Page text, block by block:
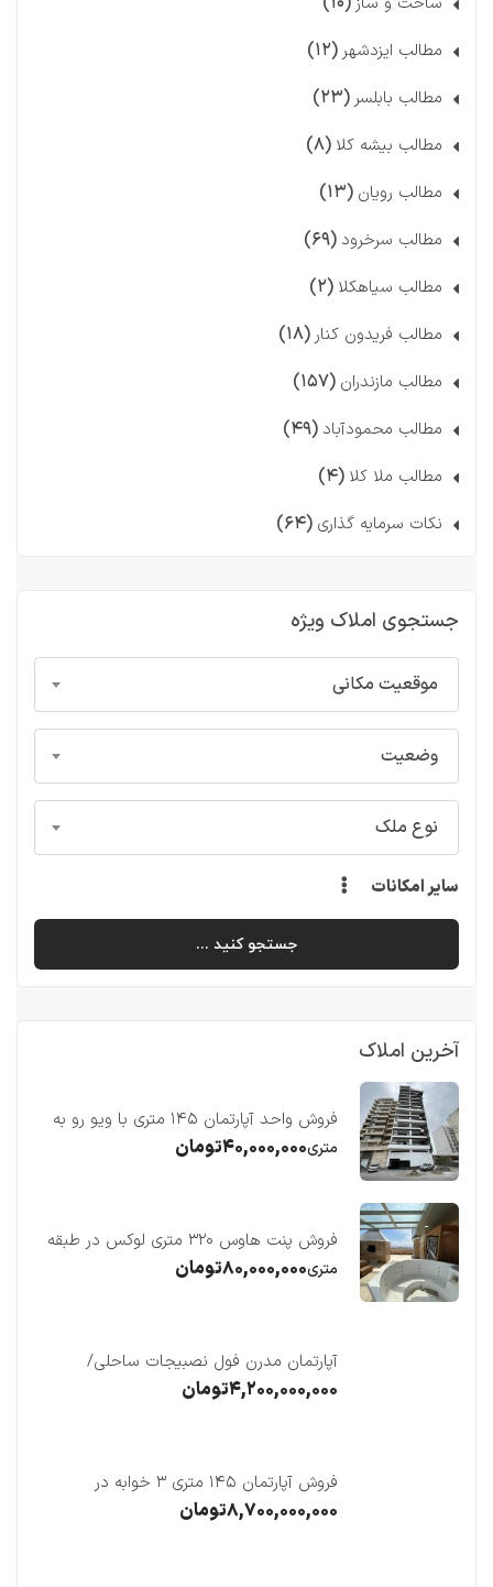
مطالب ایزدشهر (۱۲)
مطالب بابلسر (۲۳)
مطالب بیشه کلا (۸)
مطالب رویان (۱۳)
مطالب سرخرود (۶۹)
مطالب سیاهکلا (۲)
مطالب فریدون کنار (۱۸)
مطالب مازندران (۱۵۷)
مطالب محمودآباد (۴۹)
مطالب ملا کلا (۴)
نکات سرمایه گذاری (۶۴)
جستجوی املاک ویژه
موقعیت مکانی
وضعیت
نوع ملک
سایر امکانات
جستجو کنید ...
آخرین املاک
فروش واحد آپارتمان ۱۴۵ متری با ویو رو به
دریا در فریدونکنار
متری۴۰,۰۰۰,۰۰۰تومان
فروش پنت هاوس ۳۲۰ متری لوکس در طبقه
چهاردهم فریدونکنار
متری۸۰,۰۰۰,۰۰۰تومان
آپارتمان مدرن فول نصبیجات ساحلی/
فریدونکنار
۴,۲۰۰,۰۰۰,۰۰۰تومان
فروش آپارتمان ۱۴۵ متری ۳ خوابه در
فریدونکنار
۸,۷۰۰,۰۰۰,۰۰۰تومان